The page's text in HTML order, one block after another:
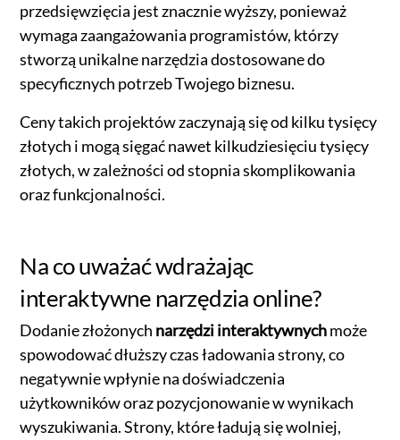
przedsięwzięcia jest znacznie wyższy, ponieważ
wymaga zaangażowania programistów, którzy
stworzą unikalne narzędzia dostosowane do
specyficznych potrzeb Twojego biznesu.
Ceny takich projektów zaczynają się od kilku tysięcy
złotych i mogą sięgać nawet kilkudziesięciu tysięcy
złotych, w zależności od stopnia skomplikowania
oraz funkcjonalności.
Na co uważać wdrażając
interaktywne narzędzia online?
Dodanie złożonych narzędzi interaktywnychmoże
spowodować dłuższy czas ładowania strony, co
negatywnie wpłynie na doświadczenia
użytkowników oraz pozycjonowanie w wynikach
wyszukiwania. Strony, które ładują się wolniej,